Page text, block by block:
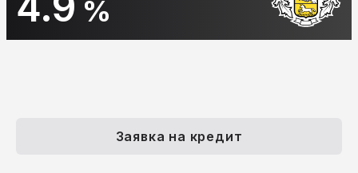
%
Заявка на кредит